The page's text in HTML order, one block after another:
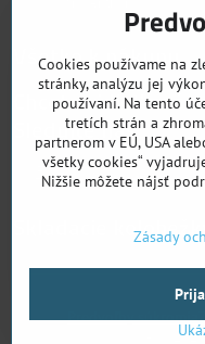
Všetko k nákupu
Chcete vidieť
Sledujte nás
Facebook Instagram
Skladacie
©
Predvoľby súkromia
Cookies používame na
stránky, analýzu jej
používaní. Na tento
tretích strán a
partnerom v EÚ, USA
všetky cookies“
Nižšie môžete nájsť
Zásady